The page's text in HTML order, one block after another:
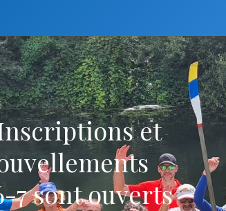
et
7 sont ouverts